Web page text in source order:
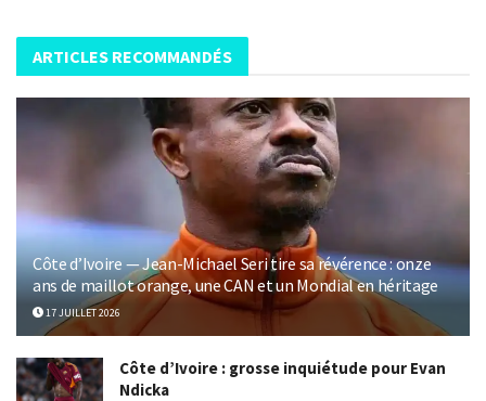
ARTICLES RECOMMANDÉS
Côte d’Ivoire — Jean-Michael Seri tire sa révérence : onze
ans de maillot orange, une CAN et un Mondial en héritage
17 JUILLET 2026
Côte d’Ivoire : grosse inquiétude pour Evan
Ndicka